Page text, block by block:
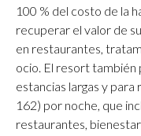
100 % del costo de la
recuperar el valor de
en restaurantes,
ocio. El resort
estancias largas y
162) por noche, que
restaurantes,